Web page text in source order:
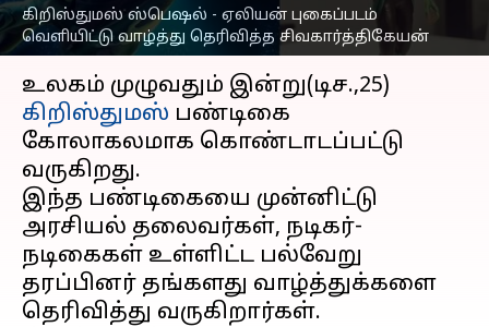
கிறிஸ்துமஸ் ஸ்பெஷல் - ஏலியன் புகைப்படம்
வெளியிட்டு வாழ்த்து தெரிவித்த சிவகார்த்திகேயன்
செய்தி முன்னோட்டம்
உலகம் முழுவதும் இன்று(டிச.,25)
கிறிஸ்துமஸ் பண்டிகை
கோலாகலமாக கொண்டாடப்பட்டு
வருகிறது.
இந்த பண்டிகையை முன்னிட்டு
அரசியல் தலைவர்கள், நடிகர்-
நடிகைகள் உள்ளிட்ட பல்வேறு
தரப்பினர் தங்களது வாழ்த்துக்களை
தெரிவித்து வருகிறார்கள்.